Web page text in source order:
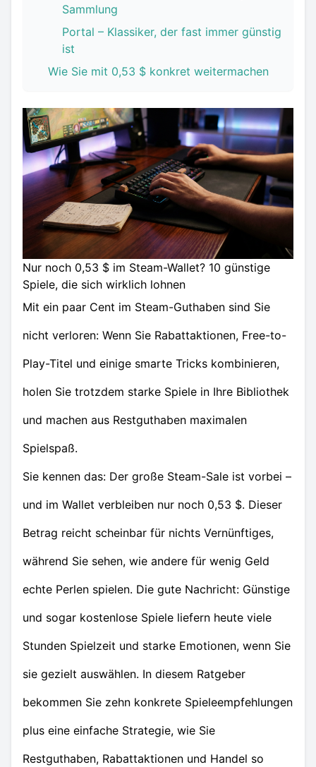
Sammlung
Portal – Klassiker, der fast immer günstig
ist
Wie Sie mit 0,53 $ konkret weitermachen
Nur noch 0,53 $ im Steam-Wallet? 10 günstige
Spiele, die sich wirklich lohnen
Mit ein paar Cent im Steam-Guthaben sind Sie
nicht verloren: Wenn Sie Rabattaktionen, Free-to-
Play-Titel und einige smarte Tricks kombinieren,
holen Sie trotzdem starke Spiele in Ihre Bibliothek
und machen aus Restguthaben maximalen
Spielspaß.
Sie kennen das: Der große Steam-Sale ist vorbei –
und im Wallet verbleiben nur noch 0,53 $. Dieser
Betrag reicht scheinbar für nichts Vernünftiges,
während Sie sehen, wie andere für wenig Geld
echte Perlen spielen. Die gute Nachricht: Günstige
und sogar kostenlose Spiele liefern heute viele
Stunden Spielzeit und starke Emotionen, wenn Sie
sie gezielt auswählen. In diesem Ratgeber
bekommen Sie zehn konkrete Spieleempfehlungen
plus eine einfache Strategie, wie Sie
Restguthaben, Rabattaktionen und Handel so